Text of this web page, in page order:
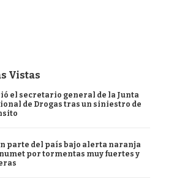
Vistas
el secretario general de la Junta
de Drogas tras un siniestro de
parte del país bajo alerta naranja
por tormentas muy fuertes y